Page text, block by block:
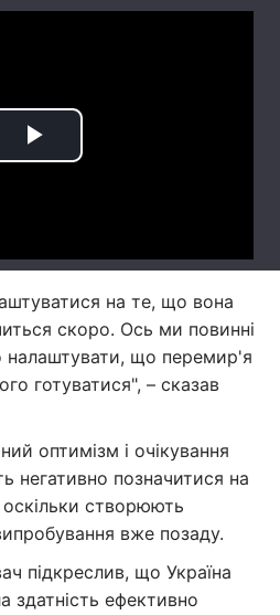
на те, що вона
скоро. Ось ми повинні
налаштувати, що перемир'я
готуватися", – сказав
оптимізм і очікування
позначитися на
оскільки створюють
вже позаду.
підкреслив, що Україна
здатність ефективно